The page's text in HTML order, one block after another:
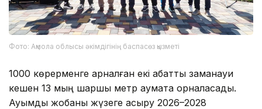
Фото: Ақмола облысы әкімдігінің баспасөз қызметі
1000 көрерменге арналған екі қабатты заманауи
кешен 13 мың шаршы метр аумақта орналасады.
Ауқымды жобаны жүзеге асыру 2026–2028